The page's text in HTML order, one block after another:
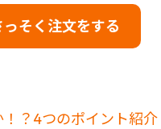
っそく注文をする
？4つのポイント紹介